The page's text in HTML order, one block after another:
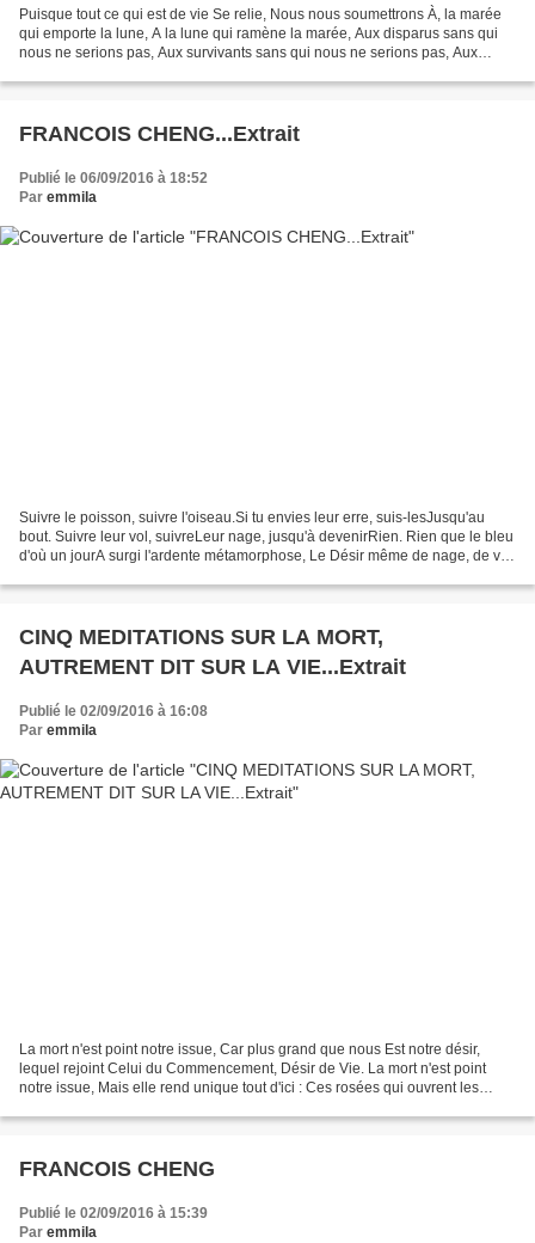
Puisque tout ce qui est de vie Se relie, Nous nous soumettrons À, la marée
qui emporte la lune, A la lune qui ramène la marée, Aux disparus sans qui
nous ne serions pas, Aux survivants sans qui nous ne serions pas, Aux
FRANCOIS CHENG...Extrait
Publié le 06/09/2016 à 18:52
Par emmila
Suivre le poisson, suivre l'oiseau.Si tu envies leur erre, suis-lesJusqu'au
bout. Suivre leur vol, suivreLeur nage, jusqu'à devenirRien. Rien que le bleu
d'où un jourA surgi l'ardente métamorphose, Le Désir même de nage, de vol
CINQ MEDITATIONS SUR LA MORT,
AUTREMENT DIT SUR LA VIE...Extrait
Publié le 02/09/2016 à 16:08
Par emmila
La mort n'est point notre issue, Car plus grand que nous Est notre désir,
lequel rejoint Celui du Commencement, Désir de Vie. La mort n'est point
notre issue, Mais elle rend unique tout d'ici : Ces rosées qui ouvrent les
FRANCOIS CHENG
Publié le 02/09/2016 à 15:39
Par emmila